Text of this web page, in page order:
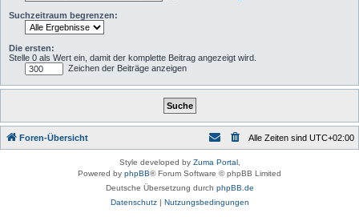
Suchzeitraum begrenzen:
Die ersten:
Stelle 0 als Wert ein, damit der komplette Beitrag angezeigt wird.
Zeichen der Beiträge anzeigen
Foren-Übersicht Alle Zeiten sind UTC+02:00
Style developed by Zuma Portal,
Powered by phpBB® Forum Software © phpBB Limited
Deutsche Übersetzung durch phpBB.de
Datenschutz| Nutzungsbedingungen